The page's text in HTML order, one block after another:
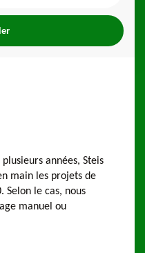
années, Steis
main les projets de
Selon le cas, nous
manuel ou